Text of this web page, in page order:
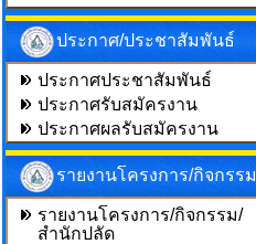
ประกาศ/ประชาสัมพันธ์
ประกาศประชาสัมพันธ์
ประกาศรับสมัครงาน
ประกาศผลรับสมัครงาน
รายงานโครงการ/กิจกรรม
รายงานโครงการ/กิจกรรม/
สำนักปลัด